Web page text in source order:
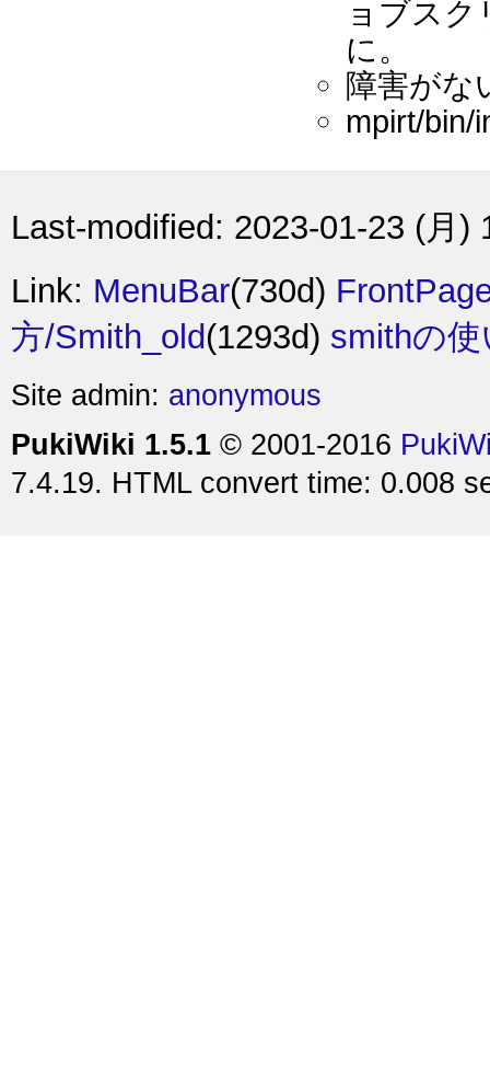
ョブス
に。
障害がな
mpirt/bin/
Last-modified: 2023-01-23 (月)
Link: MenuBar(730d)
方/Smith_old(1293d) smithの
Site admin: anonymous
PukiWiki 1.5.1 © 2001-2016
7.4.19. HTML convert time: 0.008